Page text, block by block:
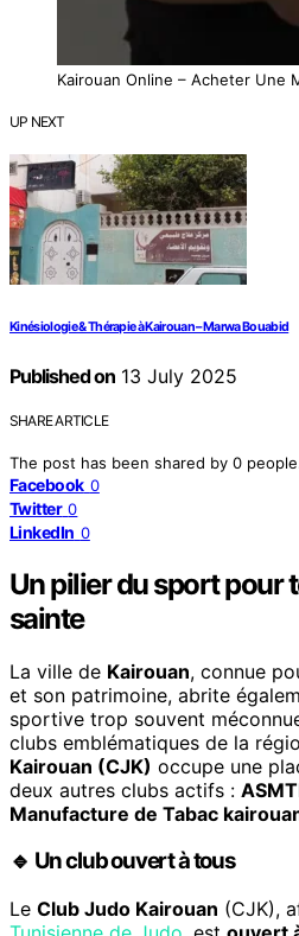
Kairouan Online – Acheter Une
UP NEXT
Kinésiologie & Thérapie à Kairouan – Marwa Bouabid
Published on13 July 2025
SHARE ARTICLE
The post has been shared by 0
Facebook 0
Twitter 0
LinkedIn 0
Un pilier du sport pour
sainte
La ville de Kairouan, connue
et son patrimoine, abrite
sportive trop souvent
clubs emblématiques de la
Kairouan (CJK) occupe une
deux autres clubs actifs :
Manufacture de Tabac
🔹 Un club ouvert à tous
Le Club Judo Kairouan (CJK),